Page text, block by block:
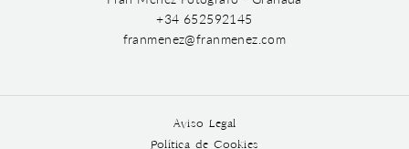
+34 652592145
franmenez@franmenez.com
Aviso Legal
Política de Cookies